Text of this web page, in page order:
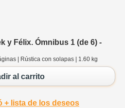
y Félix. Ómnibus 1 (de 6) -
| Rústica con solapas | 1.60 kg
al carrito
+ lista de los deseos